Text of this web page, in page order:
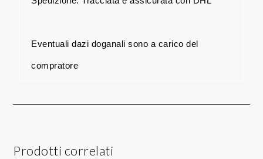
Eventuali dazi doganali sono a carico del
compratore
Prodotti correlati